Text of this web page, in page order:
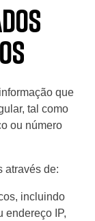
que
tal como
ou número
através de:
incluindo
endereço IP,